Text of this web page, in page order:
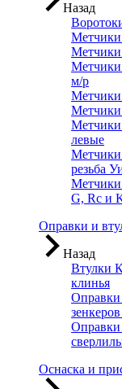
Назад
Метчики
м/р
Метчики
Метчики
Метчики
левые
резьба
Метчики
G, Rc и
Оправки и
Назад
Втулки
клинья
Оправки
Оправки
Оснаска и